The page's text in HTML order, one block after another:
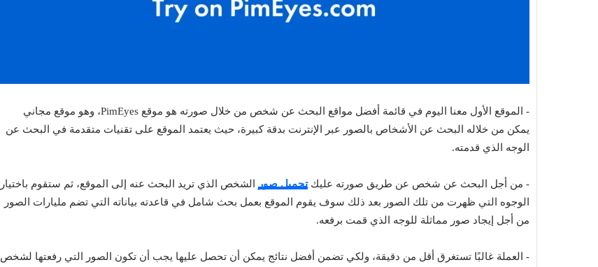
- الموقع الأول معنا اليوم في قائمة أفضل مواقع البحث عن شخص من خلال صورته هو موقع PimEyes، وهو موقع مجاني
يمكن من خلاله البحث عن الأشخاص بالصور عبر الإنترنت بدقة كبيرة، حيث يعتمد الموقع على تقنيات متقدمة في البحث عن
الوجه الذي قدمته.
- من أجل البحث عن شخص عن طريق صورته عليكتحميل صور الشخص الذي تريد البحث عنه إلى الموقع، ثم ستقوم باختيار
الوجوه التي ظهرت من تلك الصور بعد ذلك سوف يقوم الموقع بعمل بحث شامل في قاعدته بياناته التي تضم مليارات الصور
من أجل إيجاد صور مماثلة للوجه الذي قمت برفعه.
- العملة غالبًا تستغرق أقل من دقيقة، ولكي تضمن أفضل نتائج يمكن أن تحصل عليها يجب أن تكون الصور التي رفعتها لشخص